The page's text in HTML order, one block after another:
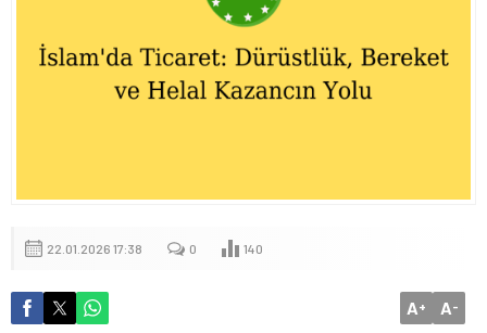
22.01.2026 17:38 0 140
A+ A-